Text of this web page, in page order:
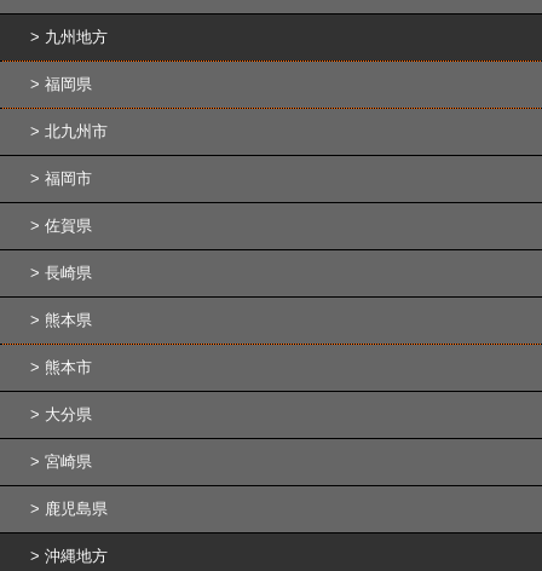
九州地方
福岡県
北九州市
福岡市
佐賀県
長崎県
熊本県
熊本市
大分県
宮崎県
鹿児島県
沖縄地方